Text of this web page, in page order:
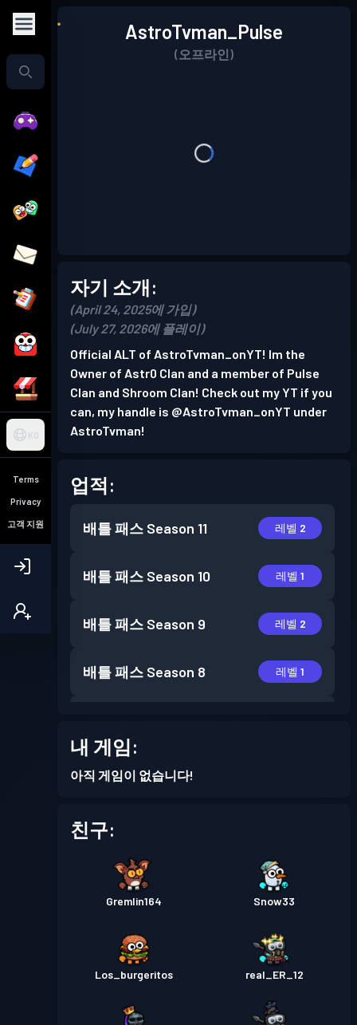
KO
Terms
Privacy
고객 지원
AstroTvman_Pulse
(오프라인)
자기 소개:
(April 24, 2025에 가입)
(July 27, 2026에 플레이)
Official ALT of AstroTvman_onYT! Im the
Owner of Astr0 Clan and a member of Pulse
Clan and Shroom Clan! Check out my YT if you
can, my handle is @AstroTvman_onYT under
AstroTvman!
업적:
배틀 패스 Season 11 레벨 2
배틀 패스 Season 10 레벨 1
배틀 패스 Season 9 레벨 2
배틀 패스 Season 8 레벨 1
배틀 패스 Season 6
배틀 패스Season 4 레벨 1
내 게임:
아직 게임이 없습니다!
친구:
Gremlin164 Snow33
Los_burgeritos real_ER_12